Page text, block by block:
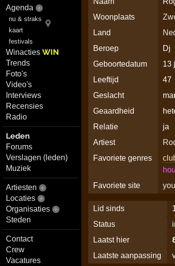
Agenda
nu & straks
kaart
festivals
WinactiesWIN
Trends
Foto's
Video's
Interviews
Recensies
Radio
Leden
Forums
Verslagen (leden)
Muziek
Artiesten
Locaties
Organisaties
Steden
Contact
Crew
Vacatures
Woonplaats
Land
Beroep
Dj
Geboortedatum
13
Leeftijd
47
Geslacht
Geaardheid
Relatie
ja
Artiest
Favoriete genres
Favoriete site
Lid sinds
Status
Laatst hier
Laatste aanpassing